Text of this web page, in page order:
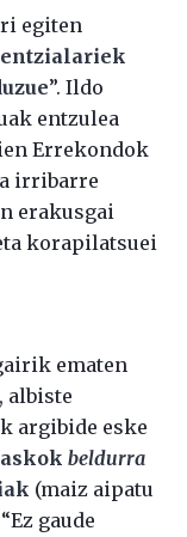
egiten
”. Ildo
entzulea
Errekondok
irribarre
erakusgai
korapilatsuei
ematen
albiste
argibide eske
beldurra
(maiz aipatu
gaude